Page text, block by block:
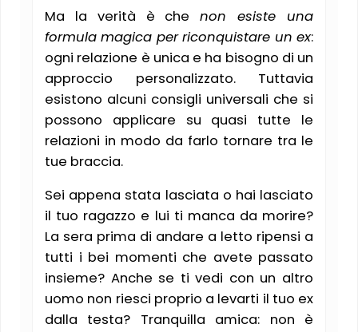
Ma la verità è chenon esiste una
formula magica per riconquistare un ex:
ogni relazione è unica e ha bisogno di un
approccio personalizzato. Tuttavia
esistono alcuni consigli universali che si
possono applicare su quasi tutte le
relazioni in modo da farlo tornare tra le
tue braccia.
Sei appena stata lasciata o hai lasciato
il tuo ragazzo e lui ti manca da morire?
La sera prima di andare a letto ripensi a
tutti i bei momenti che avete passato
insieme? Anche se ti vedi con un altro
uomo non riesci proprio a levarti il tuo ex
dalla testa? Tranquilla amica: non è